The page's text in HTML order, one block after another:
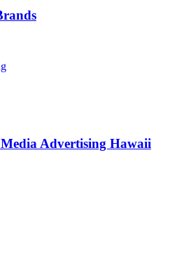
Advertising Hawaii